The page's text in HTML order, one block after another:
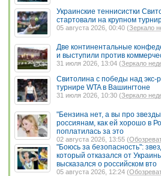
Украинские теннисистки
стартовали на крупном
05 августа 2026, 00:40 (Зеркало
Две континентальные
и выступили против
31 июля 2026, 13:04 (Зеркало
Свитолина с победы над экс-
турнире WTA в Вашингтоне
31 июля 2026, 10:30 (Зеркало
"Бензина нет, а вы про
россиянам, как ей хорошо в
поплатилась за это
02 августа 2026, 13:55 (
"Боюсь за безопасность":
который отказался от
высказался о российском вто
05 августа 2026, 12:24 (